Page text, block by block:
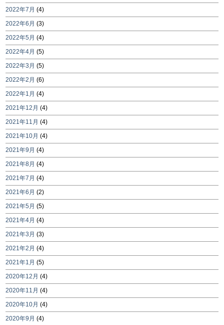
2022年7月 (4)
2022年6月 (3)
2022年5月 (4)
2022年4月 (5)
2022年3月 (5)
2022年2月 (6)
2022年1月 (4)
2021年12月 (4)
2021年11月 (4)
2021年10月 (4)
2021年9月 (4)
2021年8月 (4)
2021年7月 (4)
2021年6月 (2)
2021年5月 (5)
2021年4月 (4)
2021年3月 (3)
2021年2月 (4)
2021年1月 (5)
2020年12月 (4)
2020年11月 (4)
2020年10月 (4)
2020年9月 (4)